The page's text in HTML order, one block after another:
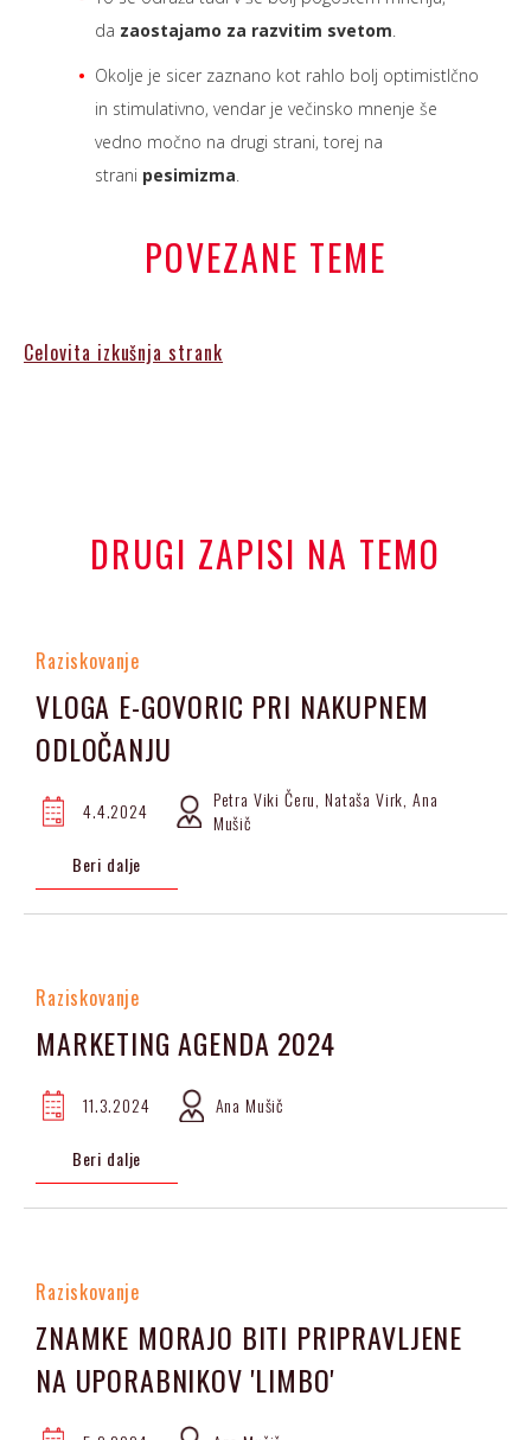
da zaostajamo za razvitim svetom.
Okolje je sicer zaznano kot rahlo bolj optimistIčno
in stimulativno, vendar je večinsko mnenje še
vedno močno na drugi strani, torej na
strani pesimizma.
POVEZANE TEME
Celovita izkušnja strank
DRUGI ZAPISI NA TEMO
Raziskovanje
VLOGA E-GOVORIC PRI NAKUPNEM
ODLOČANJU
4.4.2024
Petra Viki Čeru, Nataša Virk, Ana
Mušič
Beri dalje
Raziskovanje
MARKETING AGENDA 2024
11.3.2024 Ana Mušič
Beri dalje
Raziskovanje
ZNAMKE MORAJO BITI PRIPRAVLJENE
NA UPORABNIKOV 'LIMBO'